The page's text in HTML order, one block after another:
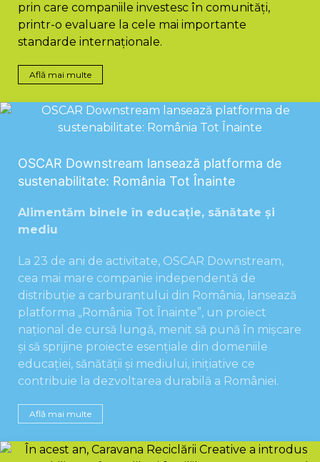
prin care companiile investesc în comunități,
printr-o evaluare la cele mai importante
standarde internaționale.
Află mai multe
OSCAR Downstream lansează platforma de
sustenabilitate: România Tot Înainte
Alimentăm binele în educație, sănătate și
mediu
La 23 de ani de activitate, OSCAR Downstream,
cea mai mare companie independentă de
distribuție a carburantului din România, lansează
platforma „România Tot Înainte”, un proiect
național de cursă lungă, menit să pună în mișcare
și să sprijine proiecte esențiale din domeniile
educației, sănătății și mediului, inițiative ce
contribuie la dezvoltarea durabilă a României.
Află mai multe